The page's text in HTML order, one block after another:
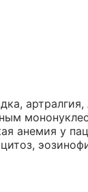
анемия у